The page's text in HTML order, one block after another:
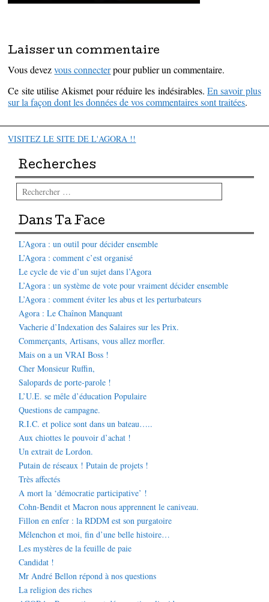
Laisser un commentaire
Vous devezvous connecterpour publier un commentaire.
Ce site utilise Akismet pour réduire les indésirables. En savoir plus
sur la façon dont les données de vos commentaires sont traitées.
VISITEZ LE SITE DE L'AGORA !!
Recherches
Rechercher
Dans Ta Face
L’Agora : un outil pour décider ensemble
L’Agora : comment c’est organisé
Le cycle de vie d’un sujet dans l’Agora
L’Agora : un système de vote pour vraiment décider ensemble
L’Agora : comment éviter les abus et les perturbateurs
Agora : Le Chaînon Manquant
Vacherie d’Indexation des Salaires sur les Prix.
Commerçants, Artisans, vous allez morfler.
Mais on a un VRAI Boss !
Cher Monsieur Ruffin,
Salopards de porte-parole !
L’U.E. se mêle d’éducation Populaire
Questions de campagne.
R.I.C. et police sont dans un bateau…..
Aux chiottes le pouvoir d’achat !
Un extrait de Lordon.
Putain de réseaux ! Putain de projets !
Très affectés
A mort la ‘démocratie participative’ !
Cohn-Bendit et Macron nous apprennent le caniveau.
Fillon en enfer : la RDDM est son purgatoire
Mélenchon et moi, fin d’une belle histoire…
Les mystères de la feuille de paie
Candidat !
Mr André Bellon répond à nos questions
La religion des riches